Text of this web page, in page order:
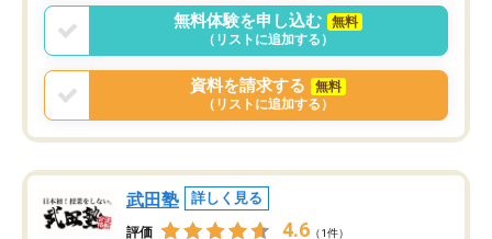
無料体験を申し込む
無料
（リストに追加する）
資料を請求する
無料
（リストに追加する）
武田塾 詳しく見る
評価 4.6 （1件）